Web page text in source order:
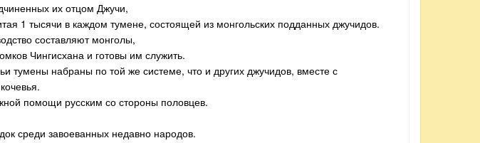
их отцом Джучи,
1 тысячи в каждом тумене, состоящей из монгольских подданных джучидов.
составляют монголы,
Чингисхана и готовы им служить.
тумены набраны по той же системе, что и других джучидов, вместе с
помощи русским со стороны половцев.
среди завоеванных недавно народов.